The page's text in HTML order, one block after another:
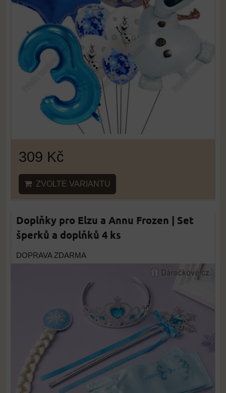
309 Kč
ZVOLTE VARIANTU
Doplňky pro Elzu a Annu Frozen | Set
šperků a doplňků 4 ks
DOPRAVA ZDARMA